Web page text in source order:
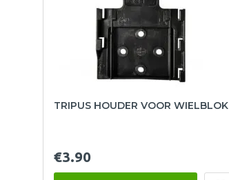
TRIPUS HOUDER VOOR WIELBLOK
€3.90